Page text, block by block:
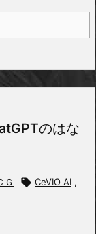
のはな
Ｇ  CeVIO AI ,